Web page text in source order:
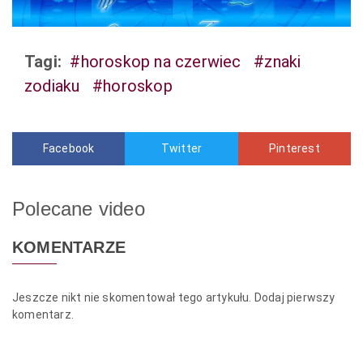
Tagi: #horoskop na czerwiec
#znaki
zodiaku
#horoskop
Facebook Twitter Pinterest
Polecane video
KOMENTARZE
Jeszcze nikt nie skomentował tego artykułu. Dodaj pierwszy
komentarz.